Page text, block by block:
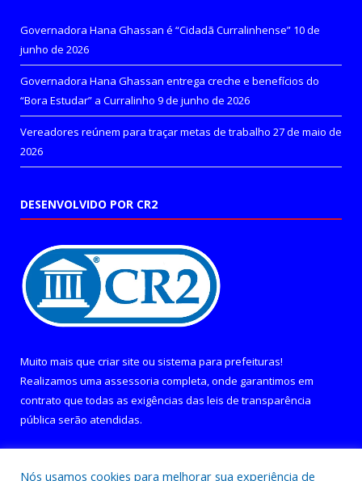
Governadora Hana Ghassan é “Cidadã Curralinhense” 10 de
junho de 2026
Governadora Hana Ghassan entrega creche e benefícios do
“Bora Estudar” a Curralinho 9 de junho de 2026
Vereadores reúnem para traçar metas de trabalho 27 de maio de
2026
DESENVOLVIDO POR CR2
Muito mais que criar site ou sistema para prefeituras!
Realizamos uma assessoria completa, onde garantimos em
contrato que todas as exigências das leis de transparência
pública serão atendidas.
Nós usamos cookies para melhorar sua experiência de